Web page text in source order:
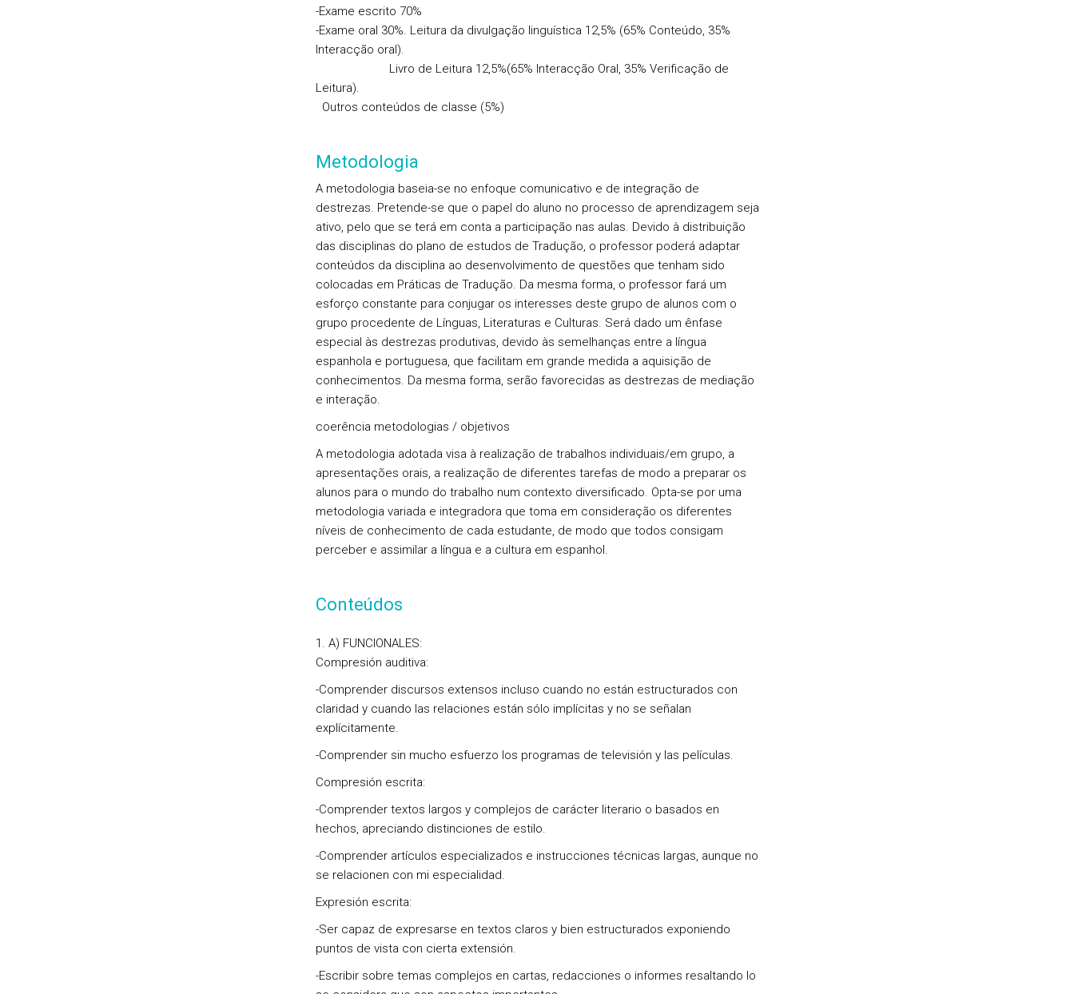
-Exame escrito 70%
-Exame oral 30%. Leitura da divulgação linguística 12,5% (65% Conteúdo, 35%
Interacção oral).
Livro de Leitura 12,5%(65% Interacção Oral, 35% Verificação de
Leitura).
Outros conteúdos de classe (5%)
Metodologia
A metodologia baseia-se no enfoque comunicativo e de integração de
destrezas. Pretende-se que o papel do aluno no processo de aprendizagem seja
ativo, pelo que se terá em conta a participação nas aulas. Devido à distribuição
das disciplinas do plano de estudos de Tradução, o professor poderá adaptar
conteúdos da disciplina ao desenvolvimento de questões que tenham sido
colocadas em Práticas de Tradução. Da mesma forma, o professor fará um
esforço constante para conjugar os interesses deste grupo de alunos com o
grupo procedente de Línguas, Literaturas e Culturas. Será dado um ênfase
especial às destrezas produtivas, devido às semelhanças entre a língua
espanhola e portuguesa, que facilitam em grande medida a aquisição de
conhecimentos. Da mesma forma, serão favorecidas as destrezas de mediação
e interação.
coerência metodologias / objetivos
A metodologia adotada visa à realização de trabalhos individuais/em grupo, a
apresentações orais, a realização de diferentes tarefas de modo a preparar os
alunos para o mundo do trabalho num contexto diversificado. Opta-se por uma
metodologia variada e integradora que toma em consideração os diferentes
níveis de conhecimento de cada estudante, de modo que todos consigam
perceber e assimilar a língua e a cultura em espanhol.
Conteúdos
A) FUNCIONALES:
Compresión auditiva:
-Comprender discursos extensos incluso cuando no están estructurados con
claridad y cuando las relaciones están sólo implícitas y no se señalan
explícitamente.
-Comprender sin mucho esfuerzo los programas de televisión y las películas.
Compresión escrita:
-Comprender textos largos y complejos de carácter literario o basados en
hechos, apreciando distinciones de estilo.
-Comprender artículos especializados e instrucciones técnicas largas, aunque no
se relacionen con mi especialidad.
Expresión escrita:
-Ser capaz de expresarse en textos claros y bien estructurados exponiendo
puntos de vista con cierta extensión.
-Escribir sobre temas complejos en cartas, redacciones o informes resaltando lo